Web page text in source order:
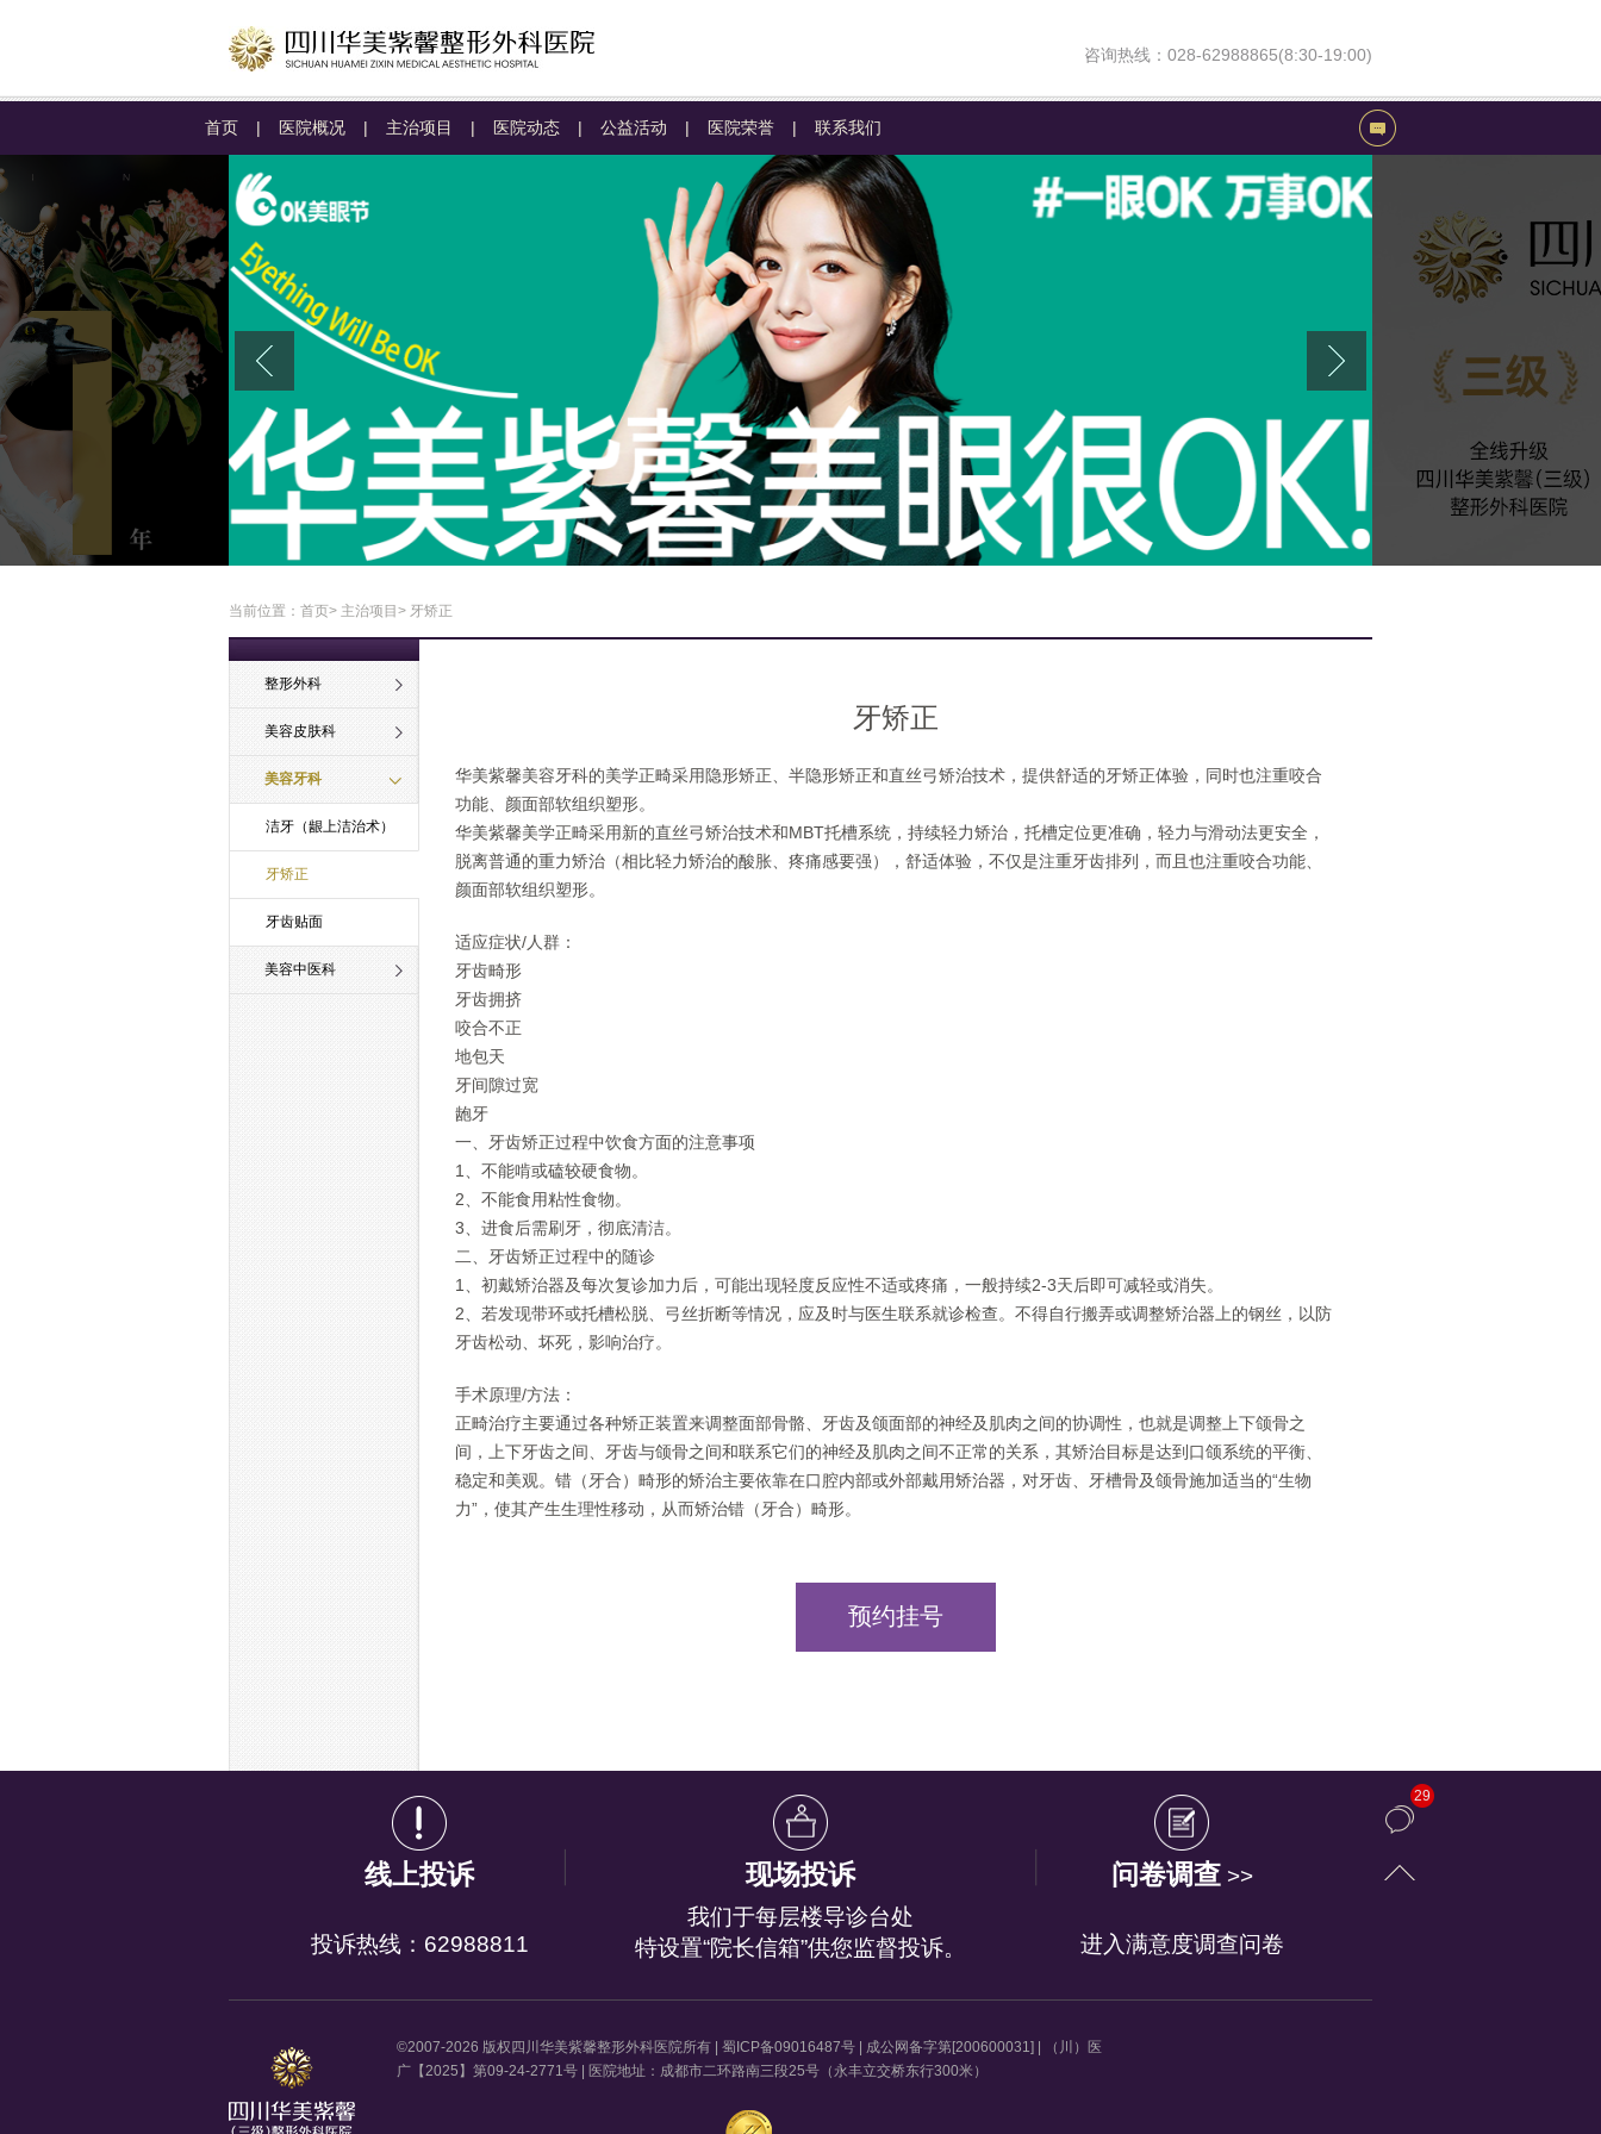
咨询热线：028-62988865(8:30-19:00)
首页 | 医院概况 | 主治项目 | 医院动态 | 公益活动 | 医院荣誉 | 联系我们
29
当前位置： 首页> 主治项目 > 牙矫正
整形外科
美容皮肤科
美容牙科
洁牙（龈上洁治术）
牙矫正
牙齿贴面
美容中医科
牙矫正
华美紫馨美容牙科的美学正畸采用隐形矫正、半隐形矫正和直丝弓矫治技术，提供舒适的牙矫正体验，同时也注重咬合
功能、颜面部软组织塑形。
华美紫馨美学正畸采用新的直丝弓矫治技术和MBT托槽系统，持续轻力矫治，托槽定位更准确，轻力与滑动法更安全，
脱离普通的重力矫治（相比轻力矫治的酸胀、疼痛感要强），舒适体验，不仅是注重牙齿排列，而且也注重咬合功能、
颜面部软组织塑形。
适应症状/人群：
牙齿畸形
牙齿拥挤
咬合不正
地包天
牙间隙过宽
龅牙
一、牙齿矫正过程中饮食方面的注意事项
1、不能啃或磕较硬食物。
2、不能食用粘性食物。
3、进食后需刷牙，彻底清洁。
二、牙齿矫正过程中的随诊
1、初戴矫治器及每次复诊加力后，可能出现轻度反应性不适或疼痛，一般持续2-3天后即可减轻或消失。
2、若发现带环或托槽松脱、弓丝折断等情况，应及时与医生联系就诊检查。不得自行搬弄或调整矫治器上的钢丝，以防
牙齿松动、坏死，影响治疗。
手术原理/方法：
正畸治疗主要通过各种矫正装置来调整面部骨骼、牙齿及颌面部的神经及肌肉之间的协调性，也就是调整上下颌骨之
间，上下牙齿之间、牙齿与颌骨之间和联系它们的神经及肌肉之间不正常的关系，其矫治目标是达到口颌系统的平衡、
稳定和美观。错（牙合）畸形的矫治主要依靠在口腔内部或外部戴用矫治器，对牙齿、牙槽骨及颌骨施加适当的“生物
力”，使其产生生理性移动，从而矫治错（牙合）畸形。
预约挂号
线上投诉
投诉热线：62988811
现场投诉
我们于每层楼导诊台处
特设置“院长信箱”供您监督投诉。
问卷调查 >>
进入满意度调查问卷
©2007-2026 版权四川华美紫馨整形外科医院所有 | 蜀ICP备09016487号 | 成公网备字第[200600031] | （川）医
广【2025】第09-24-2771号 | 医院地址：成都市二环路南三段25号（永丰立交桥东行300米）